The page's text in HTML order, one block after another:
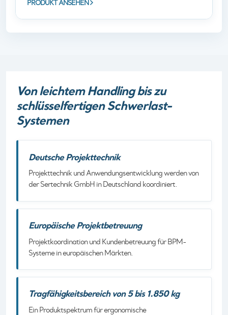
PRODUKT ANSEHEN
Von leichtem Handling bis zu
schlüsselfertigen Schwerlast-
Systemen
Deutsche Projekttechnik
Projekttechnik und Anwendungsentwicklung werden von
der Sertechnik GmbH in Deutschland koordiniert.
Europäische Projektbetreuung
Projektkoordination und Kundenbetreuung für BPM-
Systeme in europäischen Märkten.
Tragfähigkeitsbereich von 5 bis 1.850 kg
Ein Produktspektrum für ergonomische